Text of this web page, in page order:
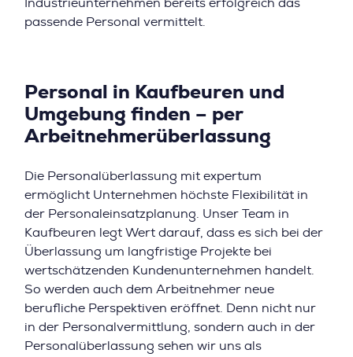
Industrieunternehmen bereits erfolgreich das
passende Personal vermittelt.
Personal in Kaufbeuren und
Umgebung finden – per
Arbeitnehmerüberlassung
Die Personalüberlassung mit expertum
ermöglicht Unternehmen höchste Flexibilität in
der Personaleinsatzplanung. Unser Team in
Kaufbeuren legt Wert darauf, dass es sich bei der
Überlassung um langfristige Projekte bei
wertschätzenden Kundenunternehmen handelt.
So werden auch dem Arbeitnehmer neue
berufliche Perspektiven eröffnet. Denn nicht nur
in der Personalvermittlung, sondern auch in der
Personalüberlassung sehen wir uns als